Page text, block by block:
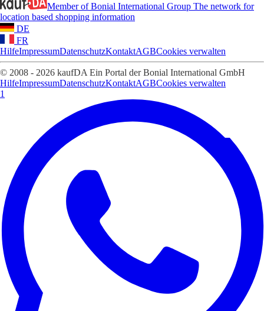
Member of Bonial International Group The network for
location based shopping information
DE
FR
HilfeImpressumDatenschutzKontaktAGBCookies verwalten
© 2008 - 2026 kaufDA Ein Portal der Bonial International GmbH
HilfeImpressumDatenschutzKontaktAGBCookies verwalten
1